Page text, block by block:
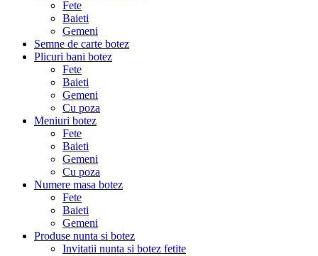
Fete
Baieti
Gemeni
Semne de carte botez
Plicuri bani botez
Fete
Baieti
Gemeni
Cu poza
Meniuri botez
Fete
Baieti
Gemeni
Cu poza
Numere masa botez
Fete
Baieti
Gemeni
Produse nunta si botez
Invitatii nunta si botez fetite